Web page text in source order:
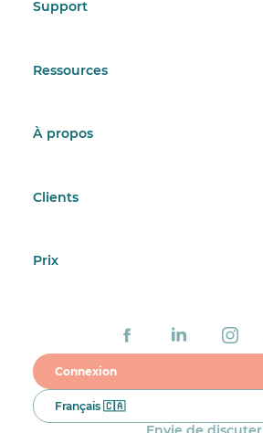
Support
Ressources
À propos
Clients
Prix
Connexion
Français 🇨🇦